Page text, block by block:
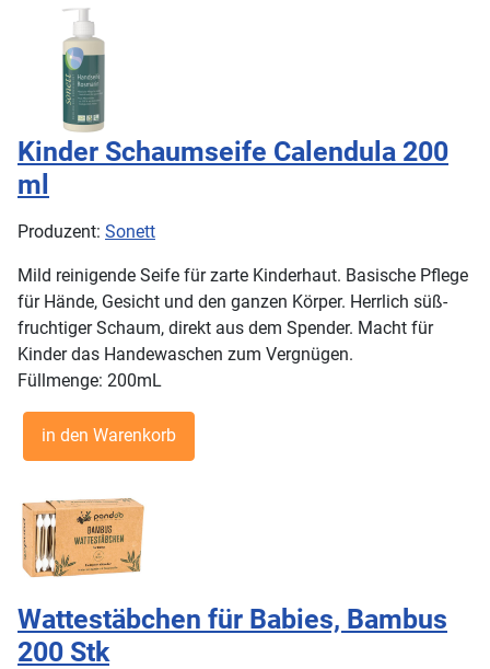
Kinder Schaumseife Calendula 200
ml
Produzent: Sonett
Mild reinigende Seife für zarte Kinderhaut. Basische Pflege
für Hände, Gesicht und den ganzen Körper. Herrlich süß-
fruchtiger Schaum, direkt aus dem Spender. Macht für
Kinder das Handewaschen zum Vergnügen.
Füllmenge: 200mL
Wattestäbchen für Babies, Bambus
200 Stk